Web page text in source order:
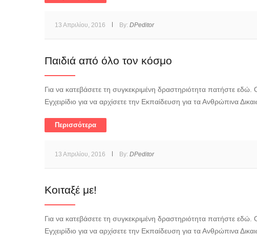
13 Απριλίου, 2016 By: DPeditor
Παιδιά από όλο τον κόσμο
Για να κατεβάσετε τη συγκεκριμένη δραστηριότητα πατήστε
Εγχειρίδιο για να αρχίσετε την Εκπαίδευση για τα Ανθρώπινα
Περισσότερα
13 Απριλίου, 2016 By: DPeditor
Κοιταξέ με!
Για να κατεβάσετε τη συγκεκριμένη δραστηριότητα πατήστε
Εγχειρίδιο για να αρχίσετε την Εκπαίδευση για τα Ανθρώπινα